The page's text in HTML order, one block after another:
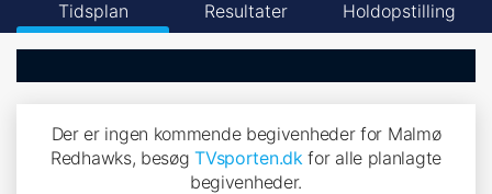
Tidsplan Resultater Holdopstilling
Der er ingen kommende begivenheder for Malmø
Redhawks, besøgTVsporten.dkfor alle planlagte
begivenheder.